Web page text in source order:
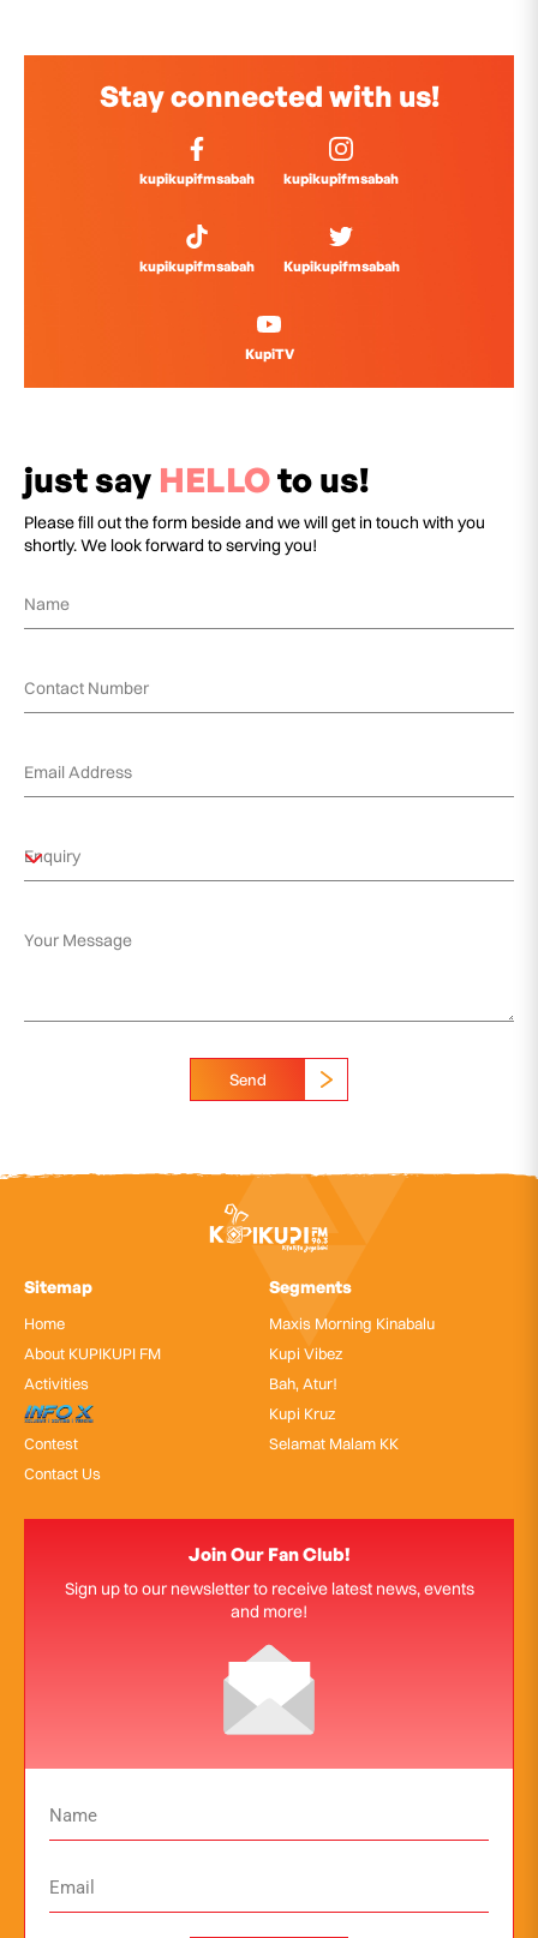
Stay connected with us!
kupikupifmsabah kupikupifmsabah
kupikupifmsabah Kupikupifmsabah
KupiTV
just say HELLOto us!
Please fill out the form beside and we will get in touch with you
shortly. We look forward to serving you!
Send
Sitemap
Home
About KUPIKUPI FM
Activities
InfoX
Contest
Contact Us
Segments
Maxis Morning Kinabalu
Kupi Vibez
Bah, Atur!
Kupi Kruz
Selamat Malam KK
Join Our Fan Club!
Sign up to our newsletter to receive latest news, events
and more!